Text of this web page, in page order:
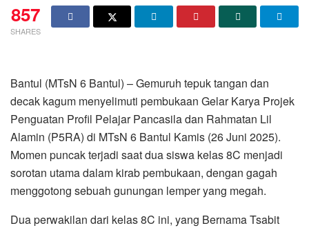
857
SHARES
Bantul (MTsN 6 Bantul) – Gemuruh tepuk tangan dan
decak kagum menyelimuti pembukaan Gelar Karya Projek
Penguatan Profil Pelajar Pancasila dan Rahmatan Lil
Alamin (P5RA) di MTsN 6 Bantul Kamis (26 Juni 2025).
Momen puncak terjadi saat dua siswa kelas 8C menjadi
sorotan utama dalam kirab pembukaan, dengan gagah
menggotong sebuah gunungan lemper yang megah.
Dua perwakilan dari kelas 8C ini, yang Bernama Tsabit